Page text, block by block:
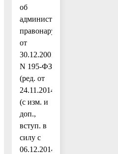
об
административных
правонарушениях"
от
30.12.2001
N 195-ФЗ
(ред. от
24.11.2014)
(с изм. и
доп.,
вступ. в
силу с
06.12.2014)